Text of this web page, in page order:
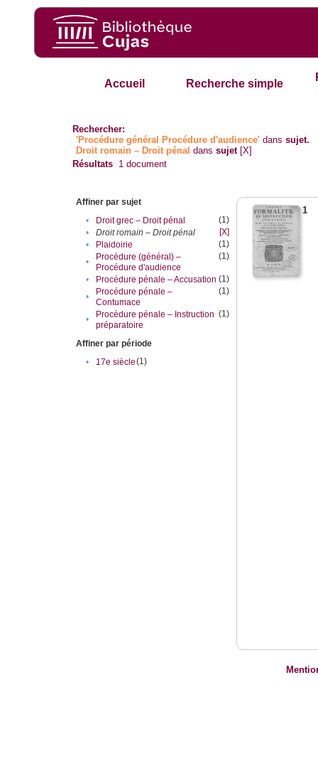
Accueil Recherche simple
Rechercher:
'Procédure général Procédure d'audience' danssujet.
Droit romain – Droit pénal danssujet [X]
Résultats 1 document
Affiner par sujet
•
Droit grec – Droit pénal
(1)
•
Droit romain – Droit pénal
[X]
•
Plaidoirie
(1)
•
Procédure (général) –
Procédure d'audience
(1)
• Procédure pénale – Accusation (1)
•
Procédure pénale –
Contumace
(1)
•
Procédure pénale – Instruction
préparatoire
(1)
Affiner par période
•
17e siècle(1)
1